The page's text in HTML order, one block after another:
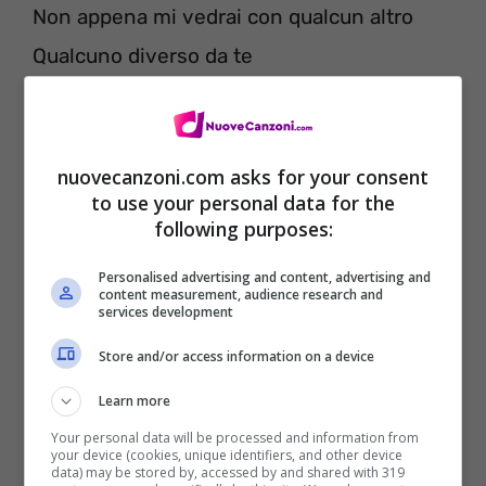
Non appena mi vedrai con qualcun altro
Qualcuno diverso da te
Tu sai che fa male al tuo orgoglio
Ma tu hai pensato che l’erba era più verde
dall’altra parte
Appena comincio ad amare qualcun altro
Baby, dimmi che cosa è che, voglio
mantenerlo
Tutto il modo più Paese
nuovecanzoni.com asks for your consent
to use your personal data for the
following purposes:
Personalised advertising and content, advertising and
content measurement, audience research and
services development
Store and/or access information on a device
Learn more
Your personal data will be processed and information from
your device (cookies, unique identifiers, and other device
data) may be stored by, accessed by and shared with 319